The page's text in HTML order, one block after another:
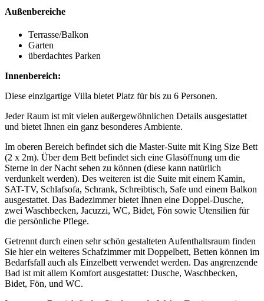
Außenbereiche
Terrasse/Balkon
Garten
überdachtes Parken
Innenbereich:
Diese einzigartige Villa bietet Platz für bis zu 6 Personen.
Jeder Raum ist mit vielen außergewöhnlichen Details ausgestattet
und bietet Ihnen ein ganz besonderes Ambiente.
Im oberen Bereich befindet sich die Master-Suite mit King Size Bett
(2 x 2m). Über dem Bett befindet sich eine Glasöffnung um die
Sterne in der Nacht sehen zu können (diese kann natürlich
verdunkelt werden). Des weiteren ist die Suite mit einem Kamin,
SAT-TV, Schlafsofa, Schrank, Schreibtisch, Safe und einem Balkon
ausgestattet. Das Badezimmer bietet Ihnen eine Doppel-Dusche,
zwei Waschbecken, Jacuzzi, WC, Bidet, Fön sowie Utensilien für
die persönliche Pflege.
Getrennt durch einen sehr schön gestalteten Aufenthaltsraum finden
Sie hier ein weiteres Schafzimmer mit Doppelbett, Betten können im
Bedarfsfall auch als Einzelbett verwendet werden. Das angrenzende
Bad ist mit allem Komfort ausgestattet: Dusche, Waschbecken,
Bidet, Fön, und WC.